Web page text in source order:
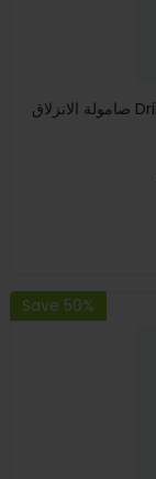
صامولة الانزلاق Drillpro M8 T-Track T Nut المناسبة لأداة النجارة
Save 50%